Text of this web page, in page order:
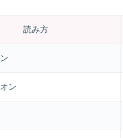
読み方
ン